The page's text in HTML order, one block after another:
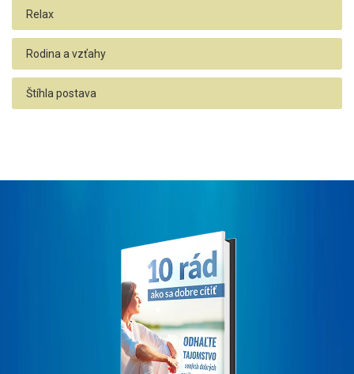
Relax
Rodina a vzťahy
Štíhla postava